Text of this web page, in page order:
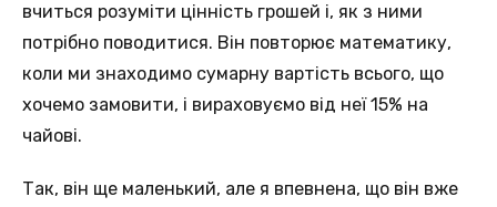
вчиться розуміти цінність грошей і, як з ними
потрібно поводитися. Він повторює математику,
коли ми знаходимо сумарну вартість всього, що
хочемо замовити, і вираховуємо від неї 15% на
чайові.
Так, він ще маленький, але я впевнена, що він вже